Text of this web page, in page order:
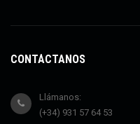
CONTÁCTANOS
Llámanos:
(+34) 931 57 64 53